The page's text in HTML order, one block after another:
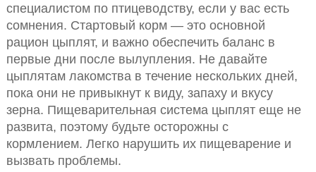
специалистом по птицеводству, если у вас есть
сомнения. Стартовый корм — это основной
рацион цыплят, и важно обеспечить баланс в
первые дни после вылупления. Не давайте
цыплятам лакомства в течение нескольких дней,
пока они не привыкнут к виду, запаху и вкусу
зерна. Пищеварительная система цыплят еще не
развита, поэтому будьте осторожны с
кормлением. Легко нарушить их пищеварение и
вызвать проблемы.